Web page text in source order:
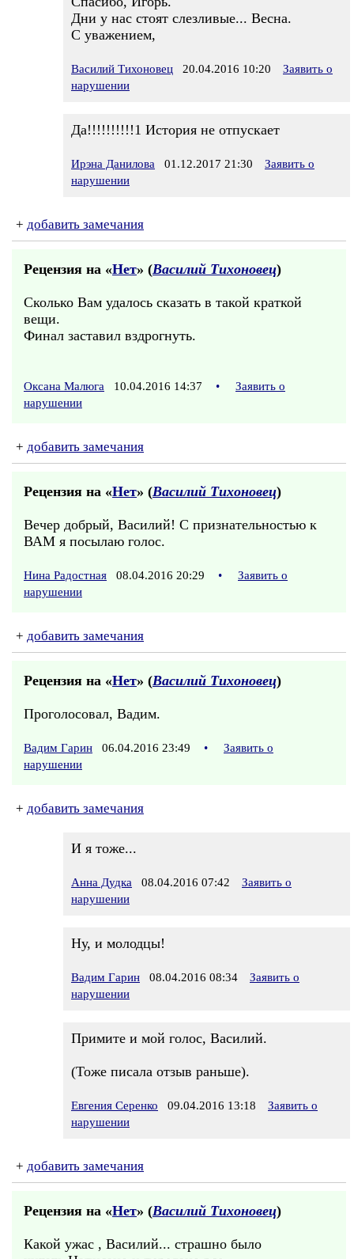
Дни у нас стоят слезливые... Весна.
С уважением,
Василий Тихоновец 20.04.2016 10:20
Заявить о
нарушении
Да!!!!!!!!!!1 История не отпускает
Ирэна Данилова 01.12.2017 21:30
Заявить о
нарушении
+ добавить замечания
Рецензия на «Нет» (Василий Тихоновец)
Сколько Вам удалось сказать в такой краткой
вещи.
Финал заставил вздрогнуть.
Оксана Малюга 10.04.2016 14:37 •
Заявить о
нарушении
+ добавить замечания
Рецензия на «Нет» (Василий Тихоновец)
Вечер добрый, Василий! С признательностью к
ВАМ я посылаю голос.
Нина Радостная 08.04.2016 20:29 •
Заявить о
нарушении
+ добавить замечания
Рецензия на «Нет» (Василий Тихоновец)
Проголосовал, Вадим.
Вадим Гарин 06.04.2016 23:49 •
Заявить о
нарушении
+ добавить замечания
И я тоже...
Анна Дудка 08.04.2016 07:42
Заявить о
нарушении
Ну, и молодцы!
Вадим Гарин 08.04.2016 08:34
Заявить о
нарушении
Примите и мой голос, Василий.
(Тоже писала отзыв раньше).
Евгения Серенко 09.04.2016 13:18
Заявить о
нарушении
+ добавить замечания
Рецензия на «Нет» (Василий Тихоновец)
Какой ужас , Василий... страшно было